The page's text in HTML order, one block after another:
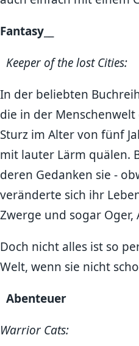
Fantasy
Keeper of the lost Cities:
In der beliebten
die in der
Sturz im Alter von fünf
mit lauter Lärm quälen.
deren Gedanken sie -
veränderte sich ihr
Zwerge und sogar Oger,
Doch nicht alles ist so
Welt, wenn sie nicht
Abenteuer
Warrior Cats: